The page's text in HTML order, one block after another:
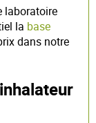
laboratoire
la base
dans notre